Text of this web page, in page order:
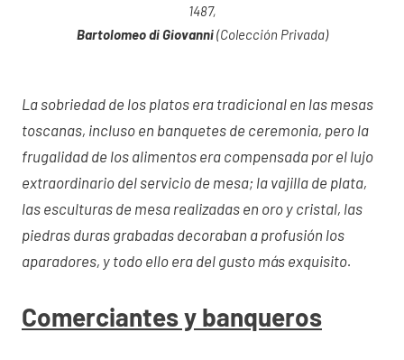
1487,
Bartolomeo di Giovanni(Colección Privada)
La sobriedad de los platos era tradicional en las mesas
toscanas, incluso en banquetes de ceremonia, pero la
frugalidad de los alimentos era compensada por el lujo
extraordinario del servicio de mesa; la vajilla de plata,
las esculturas de mesa realizadas en oro y cristal, las
piedras duras grabadas decoraban a profusión los
aparadores, y todo ello era del gusto más exquisito.
Comerciantes y banqueros